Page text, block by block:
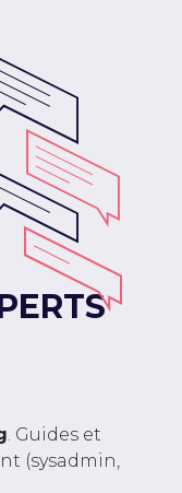
. Guides et
(sysadmin,